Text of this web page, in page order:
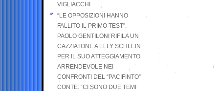
VIGLIACCHI
“LE OPPOSIZIONI HANNO
FALLITO IL PRIMO TEST”.
PAOLO GENTILONI RIFILA UN
CAZZIATONE A ELLY SCHLEIN
PER IL SUO ATTEGGIAMENTO
ARRENDEVOLE NEI
CONFRONTI DEL “PACIFINTO”
CONTE: “CI SONO DUE TEMI